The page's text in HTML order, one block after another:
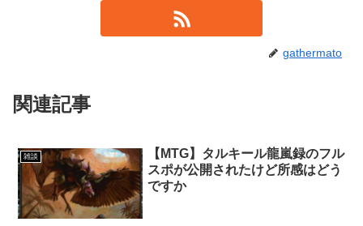
gathermato
関連記事
雑談
【MTG】タルキール龍嵐録のフル
スポが公開されたけど所感はどう
ですか